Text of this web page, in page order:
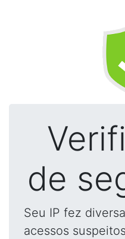
de
Seu IP fez
acessos